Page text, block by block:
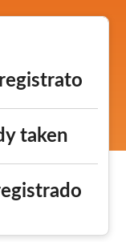
taken